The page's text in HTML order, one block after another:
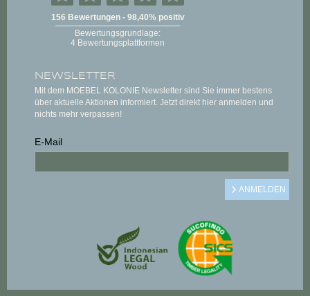
NEWSLETTER
Mit dem MOEBEL KOLONIE Newsletter sind Sie immer bestens
über aktuelle Aktionen informiert. Jetzt direkt hier anmelden und
nichts mehr verpassen!
E-Mail